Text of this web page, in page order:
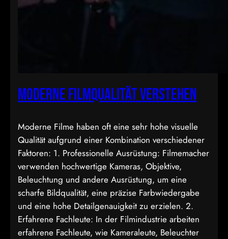
Moderne Filmqualität verstehen
Moderne Filme haben oft eine sehr hohe visuelle
Qualität aufgrund einer Kombination verschiedener
Faktoren: 1. Professionelle Ausrüstung: Filmemacher
verwenden hochwertige Kameras, Objektive,
Beleuchtung und andere Ausrüstung, um eine
scharfe Bildqualität, eine präzise Farbwiedergabe
und eine hohe Detailgenauigkeit zu erzielen. 2.
Erfahrene Fachleute: In der Filmindustrie arbeiten
erfahrene Fachleute, wie Kameraleute, Beleuchter